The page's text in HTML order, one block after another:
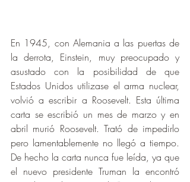
En 1945, con Alemania a las puertas de
la derrota, Einstein, muy preocupado y
asustado con la posibilidad de que
Estados Unidos utilizase el arma nuclear,
volvió a escribir a Roosevelt. Esta última
carta se escribió un mes de marzo y en
abril murió Roosevelt. Trató de impedirlo
pero lamentablemente no llegó a tiempo.
De hecho la carta nunca fue leída, ya que
el nuevo presidente Truman la encontró